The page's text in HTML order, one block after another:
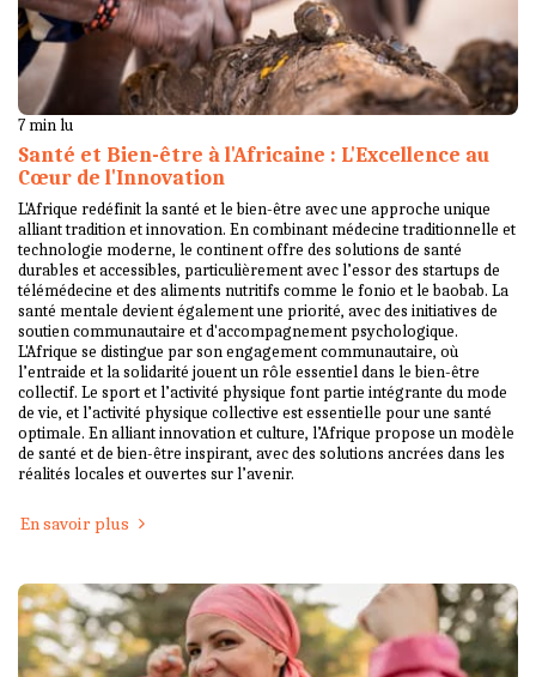
7 min lu
Santé et Bien-être à l'Africaine : L'Excellence au
Cœur de l'Innovation
L'Afrique redéfinit la santé et le bien-être avec une approche unique
alliant tradition et innovation. En combinant médecine traditionnelle et
technologie moderne, le continent offre des solutions de santé
durables et accessibles, particulièrement avec l’essor des startups de
télémédecine et des aliments nutritifs comme le fonio et le baobab. La
santé mentale devient également une priorité, avec des initiatives de
soutien communautaire et d'accompagnement psychologique.
L'Afrique se distingue par son engagement communautaire, où
l’entraide et la solidarité jouent un rôle essentiel dans le bien-être
collectif. Le sport et l’activité physique font partie intégrante du mode
de vie, et l’activité physique collective est essentielle pour une santé
optimale. En alliant innovation et culture, l’Afrique propose un modèle
de santé et de bien-être inspirant, avec des solutions ancrées dans les
réalités locales et ouvertes sur l’avenir.
En savoir plus